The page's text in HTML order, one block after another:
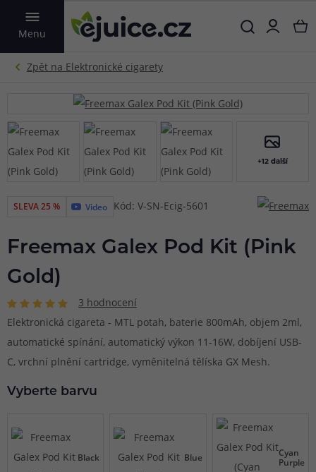
Menu
VYHLEDAT
+12 další
SLEVA 25 % Video Kód: V-SN-Ecig-5601
Freemax Galex Pod Kit (Pink
Gold)
3 hodnocení
Elektronická cigareta - MTL potah, baterie 800mAh, objem 2ml,
automatické spínání, automatický výkon 11-16W, dobíjení USB-
C, vrchní plnění cartridge, vyměnitelná tělíska GX Mesh.
Vyberte barvu
Black Blue
Cyan
Purple